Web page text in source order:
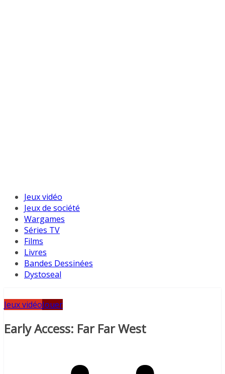
Jeux vidéo
Jeux de société
Wargames
Séries TV
Films
Livres
Bandes Dessinées
Dystoseal
Jeux vidéoJouer
Early Access: Far Far West